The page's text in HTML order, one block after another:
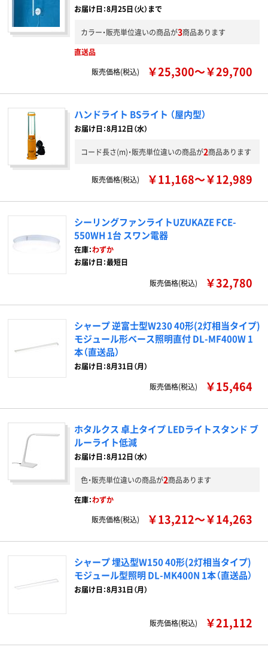
お届け日：8月25日（火）まで
カラー・販売単位違いの商品が3商品あります
直送品
販売価格(税込)
￥25,300～￥29,700
ハンドライト BSライト （屋内型）
お届け日：8月12日（水）
コード長さ(m)・販売単位違いの商品が2商品あります
販売価格(税込) ￥11,168～￥12,989
シーリングファンライトUZUKAZE FCE-
550WH 1台 スワン電器
在庫：わずか
お届け日：最短日
販売価格(税込) ￥32,780
シャープ 逆富士型W230 40形(2灯相当タイプ)
モジュール形ベース照明直付 DL-MF400W 1
本（直送品）
お届け日：8月31日（月）
販売価格(税込)
￥15,464
ホタルクス 卓上タイプ LEDライトスタンド ブ
ルーライト低減
お届け日：8月12日（水）
色・販売単位違いの商品が2商品あります
在庫：わずか
販売価格(税込)
￥13,212～￥14,263
シャープ 埋込型W150 40形(2灯相当タイプ)
モジュール型照明 DL-MK400N 1本（直送品）
お届け日：8月31日（月）
販売価格(税込) ￥21,112